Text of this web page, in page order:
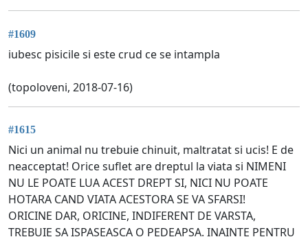
#1609
iubesc pisicile si este crud ce se intampla
(topoloveni, 2018-07-16)
#1615
Nici un animal nu trebuie chinuit, maltratat si ucis! E de
neacceptat! Orice suflet are dreptul la viata si NIMENI
NU LE POATE LUA ACEST DREPT SI, NICI NU POATE
HOTARA CAND VIATA ACESTORA SE VA SFARSI!
ORICINE DAR, ORICINE, INDIFERENT DE VARSTA,
TREBUIE SA ISPASEASCA O PEDEAPSA. INAINTE PENTRU